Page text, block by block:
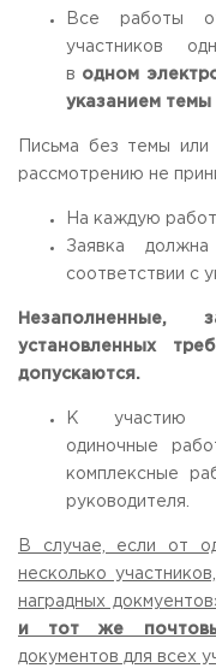
Все работы
участников
в одном
указанием темы
Письма без темы или
рассмотрению не
На каждую
Заявка
соответствии с
Незаполненные,
установленных
допускаются.
К участию
одиночные
комплексные
руководителя.
В случае, если от
несколько
наградных
и тот же
документов для всех